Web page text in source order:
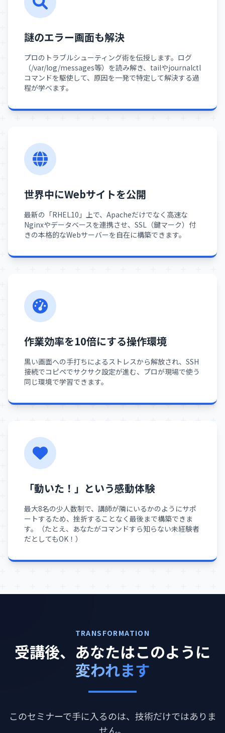
謎のエラー画面も解決
プロのトラブルシューティング術を伝授します。ログ
（/var/log/messages等）を読み解き、tailやjournalctl
コマンドを駆使して、原因を一発で特定して解決する過
程が学べます。
世界中にWebサイトを公開
最新の「RHEL10」上で、Apacheだけでなく高速な
Nginxやデータベースを連携させ、SSL（鍵マーク）付
きの本格的なWebサーバーを自在に構築できます。
作業効率を10倍にする操作環境
黒い画面への手打ちによるストレスから解放され、SSH
接続でコピペでサクサク設定が進む、プロが現場で使う
同じ環境で学習できます。
「動いた！」という感動体験
最大8名の少人数制で、講師が隣にいるかのようにサポ
ートするため、挫折することなく最後まで構築できま
す。（たとえ、あなたがコマンドすら知らない未経験者
だとしてもOK！）
TRANSFORMATION
受講後、あなたはこのように
変われます
このセミナーで手に入るのは、技術だけではありま
せん。